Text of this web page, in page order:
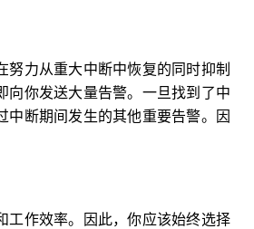
力从重大中断中恢复的同时抑制
向你发送大量告警。一旦找到了中
中断期间发生的其他重要告警。因
工作效率。因此，你应该始终选择